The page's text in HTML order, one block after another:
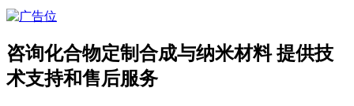
咨询化合物定制合成与纳米材料 提供技
术支持和售后服务